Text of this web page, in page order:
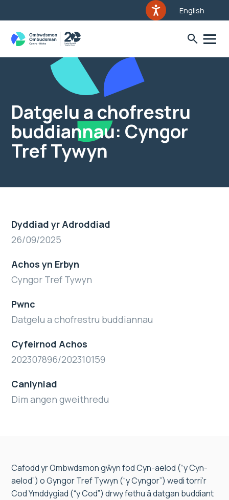
English
Datgelu a chofrestru
buddiannau: Cyngor
Tref Tywyn
Dyddiad yr Adroddiad
26/09/2025
Achos yn Erbyn
Cyngor Tref Tywyn
Pwnc
Datgelu a chofrestru buddiannau
Cyfeirnod Achos
202307896/202310159
Canlyniad
Dim angen gweithredu
Cafodd yr Ombwdsmon gŵyn fod Cyn-aelod (“y Cyn-
aelod”) o Gyngor Tref Tywyn (“y Cyngor”) wedi torri’r
Cod Ymddygiad (“y Cod”) drwy fethu â datgan buddiant